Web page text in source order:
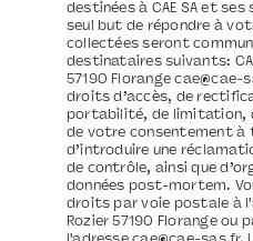
destinées à CAE SA et
seul but de répondre à
collectées seront
destinataires suivants:
57190 Florange cae@cae-
droits d’accès, de
portabilité, de limitation,
de votre consentement
d’introduire une
de contrôle, ainsi que
données post-mortem.
droits par voie postale à
Rozier 57190 Florange ou